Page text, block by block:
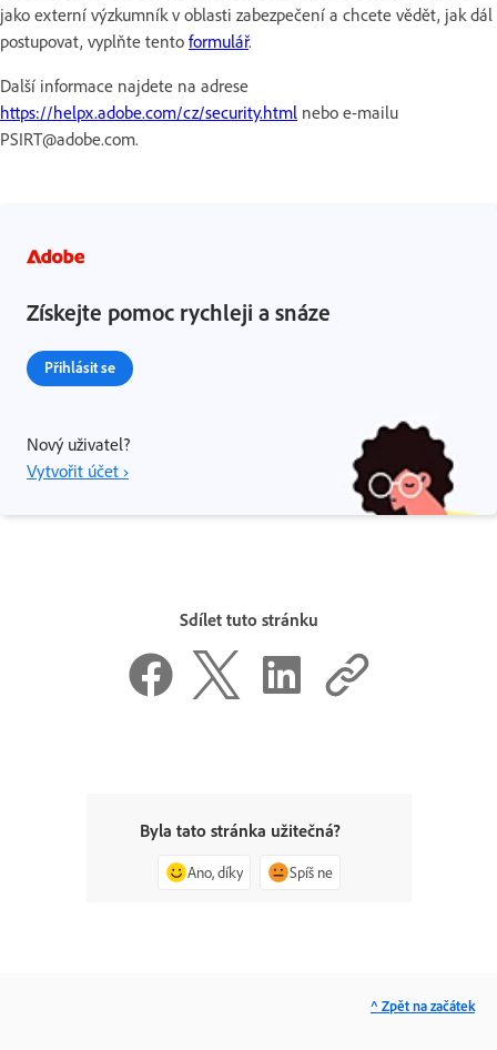
jako externí výzkumník v oblasti zabezpečení a chcete vědět, jak dál
postupovat, vyplňte tento formulář.
Další informace najdete na adrese
https://helpx.adobe.com/cz/security.html nebo e-mailu
PSIRT@adobe.com.
Získejte pomoc rychleji a snáze
Přihlásit se
Nový uživatel?
Vytvořit účet ›
Sdílet tuto stránku
Byla tato stránka užitečná?
Ano, díky Spíš ne
^ Zpět na začátek